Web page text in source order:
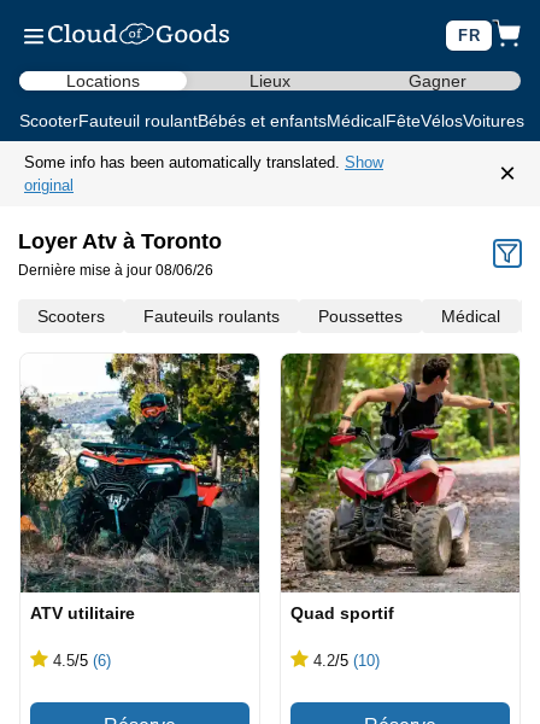
FR
Locations Lieux Gagner
ScooterFauteuil roulantBébés et enfantsMédicalFêteVélosVoitures
Some info has been automatically translated. Show
original
×
Loyer Atv à Toronto
Dernière mise à jour 08/06/26
Scooters Fauteuils roulants Poussettes Médical
ATV utilitaire
4.5/5 (6)
Quad sportif
4.2/5 (10)